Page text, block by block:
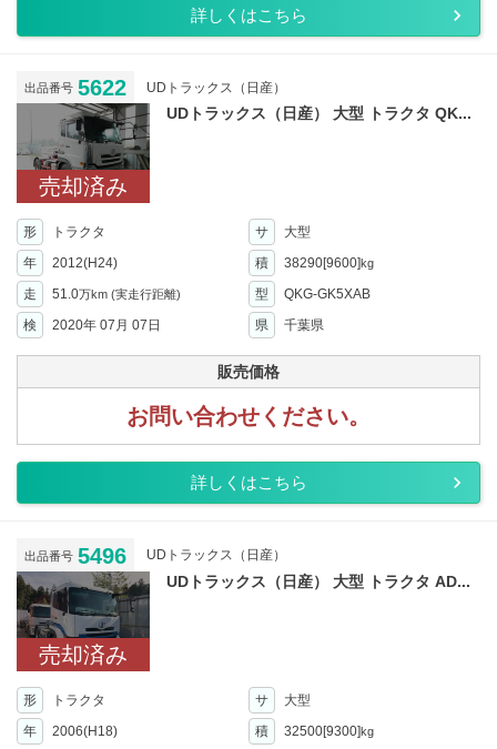
詳しくはこちら
出品番号 5622 UDトラックス（日産）
売却済み
UDトラックス（日産） 大型 トラクタ QK...
形 トラクタ サ
大型
年
2012(H24) 積 38290[9600]kg
走 51.0万km (実走行距離) 型
QKG-GK5XAB
検
2020年 07月 07日 県 千葉県
販売価格
お問い合わせください。
詳しくはこちら
出品番号 5496 UDトラックス（日産）
売却済み
UDトラックス（日産） 大型 トラクタ AD...
形 トラクタ サ
大型
年
2006(H18) 積 32500[9300]kg